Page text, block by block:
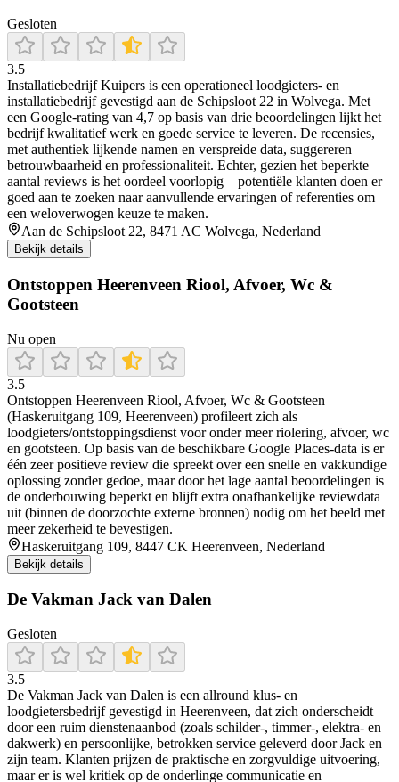
Gesloten
3.5
Installatiebedrijf Kuipers is een operationeel loodgieters- en
installatiebedrijf gevestigd aan de Schipsloot 22 in Wolvega. Met
een Google‑rating van 4,7 op basis van drie beoordelingen lijkt het
bedrijf kwalitatief werk en goede service te leveren. De recensies,
met authentiek lijkende namen en verspreide data, suggereren
betrouwbaarheid en professionaliteit. Echter, gezien het beperkte
aantal reviews is het oordeel voorlopig – potentiële klanten doen er
goed aan te zoeken naar aanvullende ervaringen of referenties om
een weloverwogen keuze te maken.
Aan de Schipsloot 22, 8471 AC Wolvega, Nederland
Bekijk details
Ontstoppen Heerenveen Riool, Afvoer, Wc &
Gootsteen
Nu open
3.5
Ontstoppen Heerenveen Riool, Afvoer, Wc & Gootsteen
(Haskeruitgang 109, Heerenveen) profileert zich als
loodgieters/ontstoppingsdienst voor onder meer riolering, afvoer, wc
en gootsteen. Op basis van de beschikbare Google Places-data is er
één zeer positieve review die spreekt over een snelle en vakkundige
oplossing zonder gedoe, maar door het lage aantal beoordelingen is
de onderbouwing beperkt en blijft extra onafhankelijke reviewdata
uit (binnen de doorzochte externe bronnen) nodig om het beeld met
meer zekerheid te bevestigen.
Haskeruitgang 109, 8447 CK Heerenveen, Nederland
Bekijk details
De Vakman Jack van Dalen
Gesloten
3.5
De Vakman Jack van Dalen is een allround klus- en
loodgietersbedrijf gevestigd in Heerenveen, dat zich onderscheidt
door een ruim dienstenaanbod (zoals schilder-, timmer-, elektra- en
dakwerk) en persoonlijke, betrokken service geleverd door Jack en
zijn team. Klanten prijzen de praktische en zorgvuldige uitvoering,
maar er is wel kritiek op de onderlinge communicatie en